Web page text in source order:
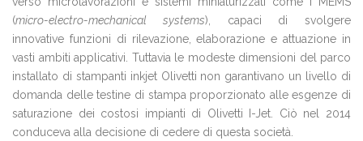
(micro-electro-mechanical systems), capaci di svolgere
innovative funzioni di rilevazione, elaborazione e attuazione in
vasti ambiti applicativi. Tuttavia le modeste dimensioni del parco
installato di stampanti inkjet Olivetti non garantivano un livello di
domanda delle testine di stampa proporzionato alle esgenze di
saturazione dei costosi impianti di Olivetti I-Jet. Ciò nel 2014
conduceva alla decisione di cedere di questa società.